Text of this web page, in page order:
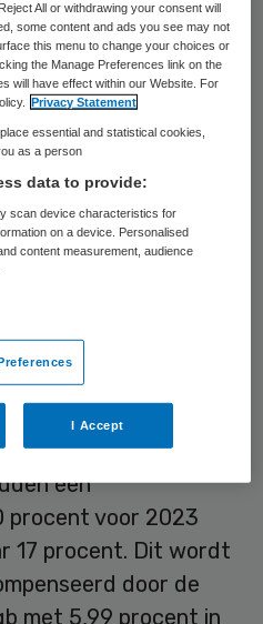
dit jaar aan
en
wooninitiatieven om
gevolgen daarvan te
ze 68 meldingen
initiatieven. Uit
NOSblijkt dat de
worden veroorzaakt
en
een
procent voor 2023
17 procent. Dit wordt
door de
met 5,99 procent in
All or withdrawing your consent will
some content and ads you see may not
this menu to change your choices or
the Manage Preferences link on the
will have effect within our Website. For
Privacy Statement
essential and statistical cookies,
as a person
data to provide:
scan device characteristics for
on a device. Personalised
content measurement, audience
I Accept